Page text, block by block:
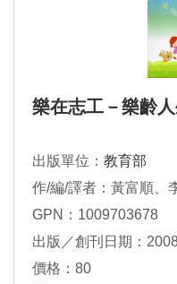
樂在志工－樂齡
出版單位： 教育部
作/編/譯者：黃富順、
GPN：1009703678
出版／創刊日期：
價格：80